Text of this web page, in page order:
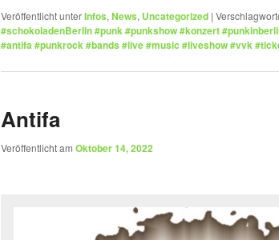
Veröffentlicht unterInfos, News, Uncategorized |
#schokoladenBerlin #punk #punkshow #konzert
#antifa #punkrock #bands #live #music #liveshow #vvk
Antifa
Veröffentlicht am Oktober 14, 2022